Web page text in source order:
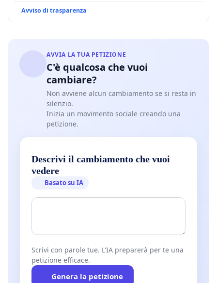
Avviso di trasparenza
AVVIA LA TUA PETIZIONE
C'è qualcosa che vuoi
cambiare?
Non avviene alcun cambiamento se si resta in
silenzio.
Inizia un movimento sociale creando una
petizione.
Descrivi il cambiamento che vuoi
vedere
Basato su IA
Scrivi con parole tue. L'IA preparerà per te una
petizione efficace.
Genera la petizione